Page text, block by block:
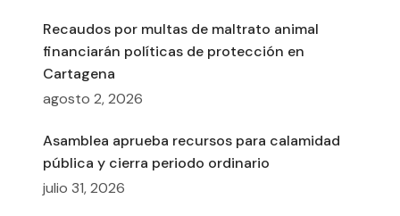
Recaudos por multas de maltrato animal
financiarán políticas de protección en
Cartagena
agosto 2, 2026
Asamblea aprueba recursos para calamidad
pública y cierra periodo ordinario
julio 31, 2026